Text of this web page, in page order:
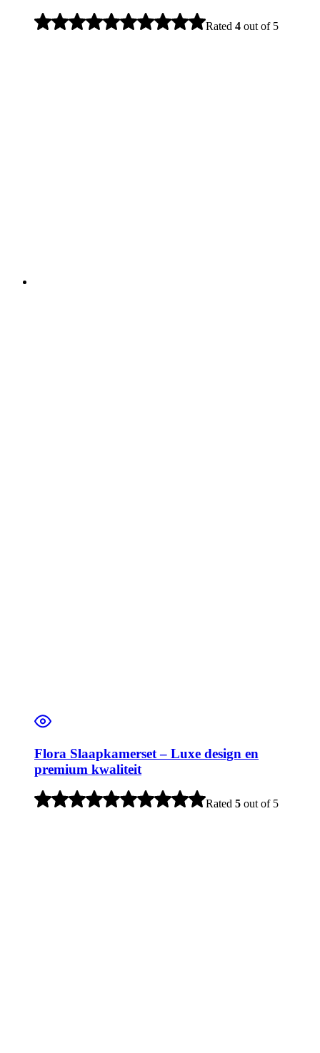
Rated 4 out of 5
Flora Slaapkamerset – Luxe design en
premium kwaliteit
Rated 5 out of 5